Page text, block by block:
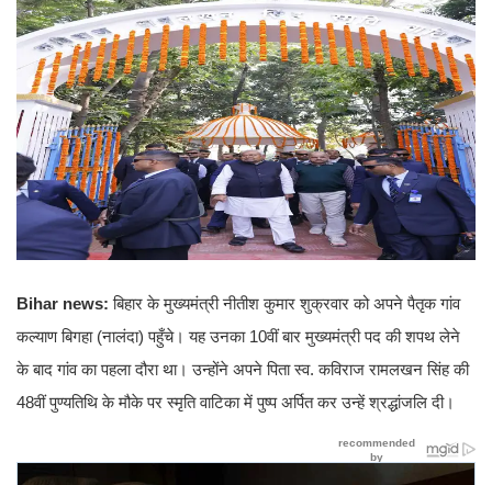
Bihar news:बिहार के मुख्यमंत्री नीतीश कुमार शुक्रवार को अपने पैतृक गांव
कल्याण बिगहा (नालंदा) पहुँचे। यह उनका 10वीं बार मुख्यमंत्री पद की शपथ लेने
के बाद गांव का पहला दौरा था। उन्होंने अपने पिता स्व. कविराज रामलखन सिंह की
48वीं पुण्यतिथि के मौके पर स्मृति वाटिका में पुष्प अर्पित कर उन्हें श्रद्धांजलि दी।